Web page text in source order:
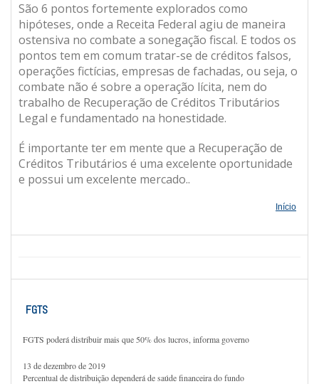
São 6 pontos fortemente explorados como
hipóteses, onde a Receita Federal agiu de maneira
ostensiva no combate a sonegação fiscal. E todos os
pontos tem em comum tratar-se de créditos falsos,
operações fictícias, empresas de fachadas, ou seja, o
combate não é sobre a operação lícita, nem do
trabalho de Recuperação de Créditos Tributários
Legal e fundamentado na honestidade.
É importante ter em mente que a Recuperação de
Créditos Tributários é uma excelente oportunidade
e possui um excelente mercado..
Início
FGTS
FGTS poderá distribuir mais que 50% dos lucros, informa governo
13 de dezembro de 2019
Percentual de distribuição dependerá de saúde financeira do fundo